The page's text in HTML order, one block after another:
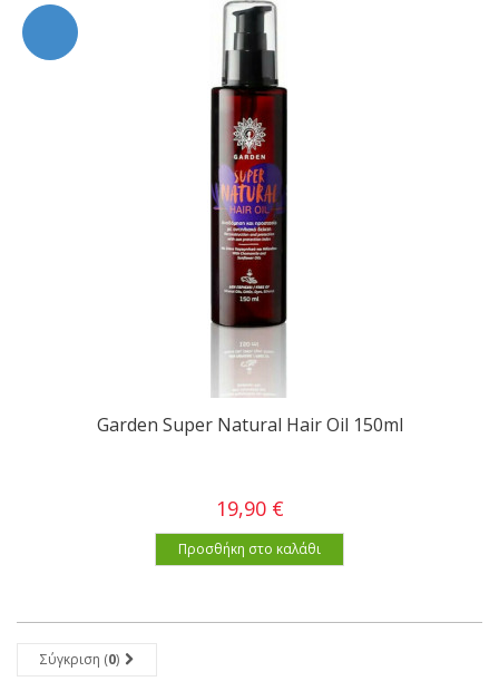
Garden Super Natural Hair Oil 150ml
19,90 €
Προσθήκη στο καλάθι
Σύγκριση (0)